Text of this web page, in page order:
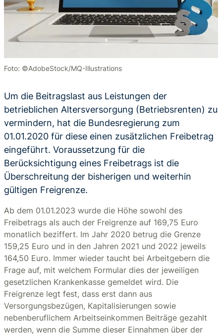
Foto: ©AdobeStock/MQ-Illustrations
Um die Beitragslast aus Leistungen der
betrieblichen Altersversorgung (Betriebsrenten) zu
vermindern, hat die Bundesregierung zum
01.01.2020 für diese einen zusätzlichen Freibetrag
eingeführt. Voraussetzung für die
Berücksichtigung eines Freibetrags ist die
Überschreitung der bisherigen und weiterhin
gültigen Freigrenze.
Ab dem 01.01.2023 wurde die Höhe sowohl des
Freibetrags als auch der Freigrenze auf 169,75 Euro
monatlich beziffert. Im Jahr 2020 betrug die Grenze
159,25 Euro und in den Jahren 2021 und 2022 jeweils
164,50 Euro. Immer wieder taucht bei Arbeitgebern die
Frage auf, mit welchem Formular dies der jeweiligen
gesetzlichen Krankenkasse gemeldet wird. Die
Freigrenze legt fest, dass erst dann aus
Versorgungsbezügen, Kapitalisierungen sowie
nebenberuflichem Arbeitseinkommen Beiträge gezahlt
werden, wenn die Summe dieser Einnahmen über der